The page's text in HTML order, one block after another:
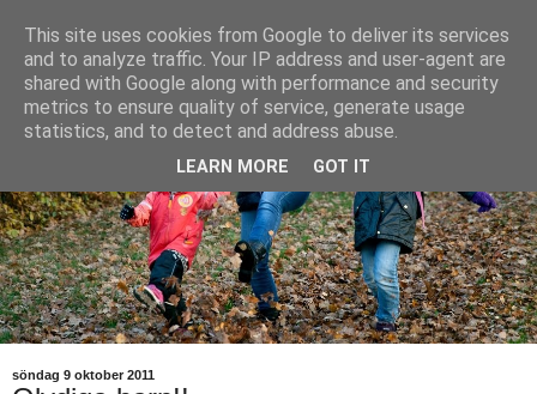
söndag 9 oktober 2011
This site uses cookies from Google to deliver its services
and to analyze traffic. Your IP address and user-agent are
shared with Google along with performance and security
metrics to ensure quality of service, generate usage
statistics, and to detect and address abuse.
LEARN MORE GOT IT